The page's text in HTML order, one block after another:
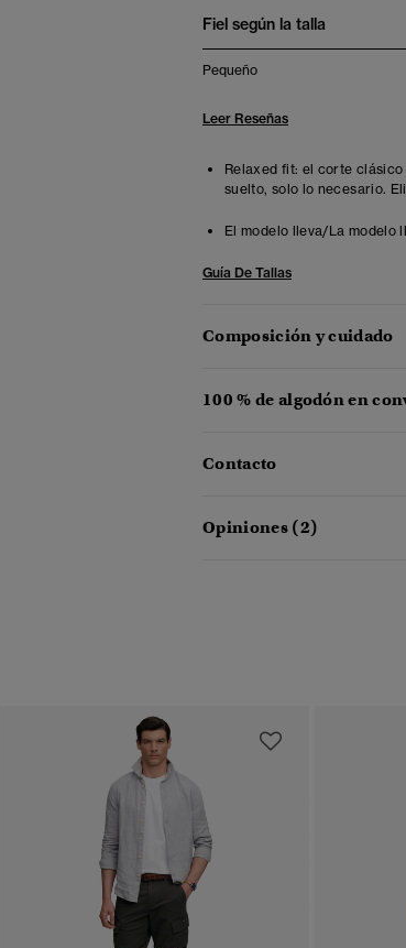
Fiel según la talla
Pequeño
Leer Reseñas
Relaxed fit: el corte
suelto, solo lo necesario.
El modelo lleva/La modelo
Guía De Tallas
Composición y cuidado
100 % de algodón en
Contacto
Opiniones (2)